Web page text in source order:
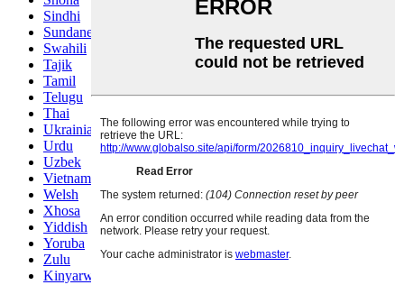
Sindhi
Sundanese
Swahili
Tajik
Tamil
Telugu
Thai
Ukrainian
Urdu
Uzbek
Vietnamese
Welsh
Xhosa
Yiddish
Yoruba
Zulu
Kinyarwanda